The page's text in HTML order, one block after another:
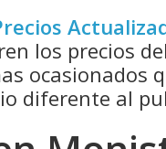
los precios
ocasionados
diferente al